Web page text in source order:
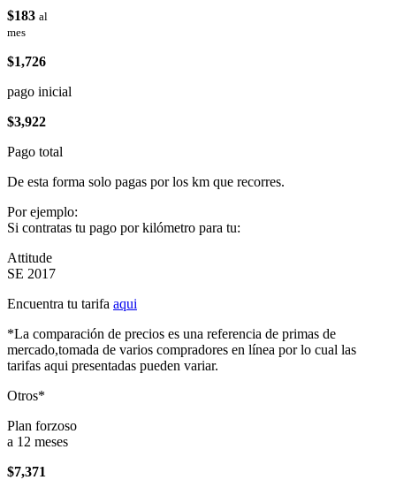
$183 al
mes
$1,726
pago inicial
$3,922
Pago total
De esta forma solo pagas por los km que recorres.
Por ejemplo:
Si contratas tu pago por kilómetro para tu:
Attitude
SE 2017
Encuentra tu tarifa aqui
*La comparación de precios es una referencia de primas de
mercado,tomada de varios compradores en línea por lo cual las
tarifas aqui presentadas pueden variar.
Otros*
Plan forzoso
a 12 meses
$7,371